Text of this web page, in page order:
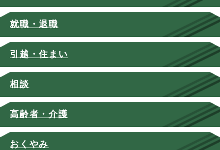
就職・退職
引越・住まい
相談
高齢者・介護
おくやみ